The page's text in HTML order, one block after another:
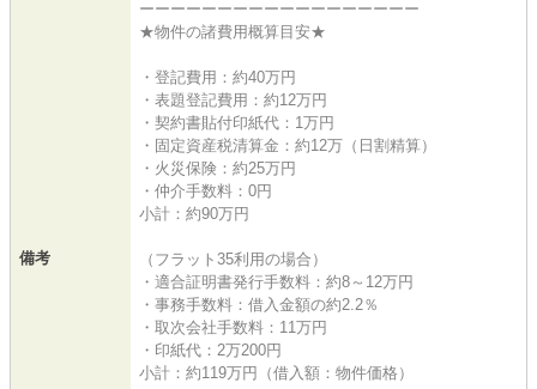
備考
ーーーーーーーーーーーーーーーーーー
★物件の諸費用概算目安★
・登記費用：約40万円
・表題登記費用：約12万円
・契約書貼付印紙代：1万円
・固定資産税清算金：約12万（日割精算）
・火災保険：約25万円
・仲介手数料：0円
小計：約90万円
（フラット35利用の場合）
・適合証明書発行手数料：約8～12万円
・事務手数料：借入金額の約2.2％
・取次会社手数料：11万円
・印紙代：2万200円
小計：約119万円（借入額：物件価格）